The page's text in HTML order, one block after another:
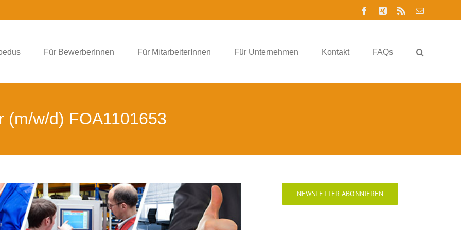
Facebook
Xing Rss
E-
Mail
Für BewerberInnen Für MitarbeiterInnen Für Unternehmen Kontakt FAQs
(m/w/d) FOA1101653
NEWSLETTER ABONNIEREN